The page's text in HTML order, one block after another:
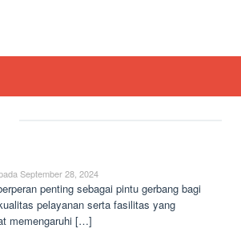
September 28, 2024
penting sebagai pintu gerbang bagi
pelayanan serta fasilitas yang
memengaruhi […]